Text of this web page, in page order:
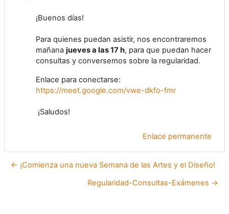
¡Buenos días!
Para quienes puedan asistir, nos encontraremos
mañana jueves a las 17 h, para que puedan hacer
consultas y conversemos sobre la regularidad.
Enlace para conectarse:
https://meet.google.com/vwe-dkfo-fmr
¡Saludos!
Enlace permanente
← ¡Comienza una nueva Semana de las Artes y el Diseño!
Regularidad-Consultas-Exámenes →